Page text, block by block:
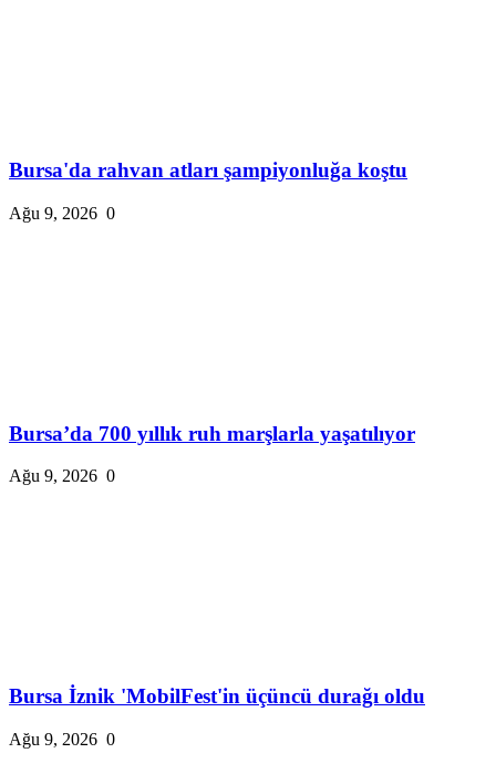
Bursa'da rahvan atları şampiyonluğa koştu
Ağu 9, 2026 0
Bursa’da 700 yıllık ruh marşlarla yaşatılıyor
Ağu 9, 2026 0
Bursa İznik 'MobilFest'in üçüncü durağı oldu
Ağu 9, 2026 0